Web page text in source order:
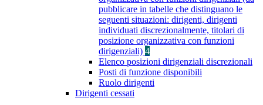
pubblicare in tabelle che distinguano le
seguenti situazioni: dirigenti, dirigenti
individuati discrezionalmente, titolari di
posizione organizzativa con funzioni
dirigenziali) 4
Elenco posizioni dirigenziali discrezionali
Posti di funzione disponibili
Ruolo dirigenti
Dirigenti cessati